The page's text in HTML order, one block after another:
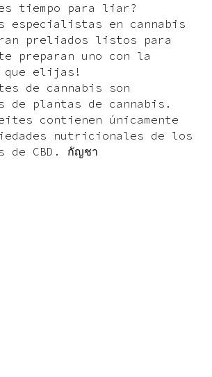
tiempo para liar?
especialistas en cannabis
preliados listos para
preparan uno con la
que elijas!
de cannabis son
de plantas de cannabis.
contienen únicamente
nutricionales de los
de CBD. กัญชา